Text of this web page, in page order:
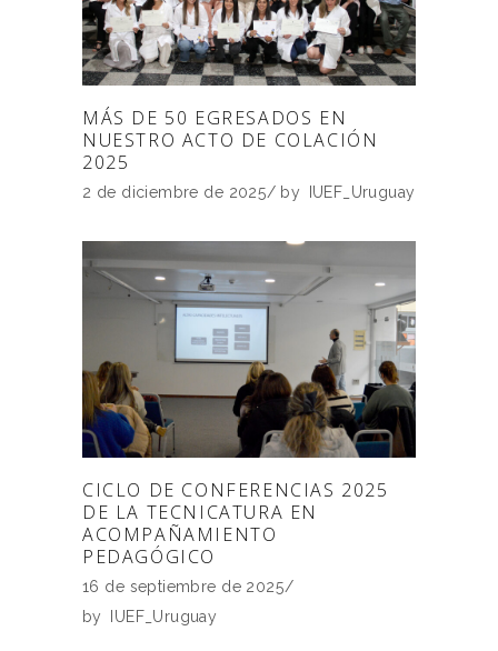
MÁS DE 50 EGRESADOS EN
NUESTRO ACTO DE COLACIÓN
2025
2 de diciembre de 2025 by IUEF_Uruguay
CICLO DE CONFERENCIAS 2025
DE LA TECNICATURA EN
ACOMPAÑAMIENTO
PEDAGÓGICO
16 de septiembre de 2025
by
IUEF_Uruguay